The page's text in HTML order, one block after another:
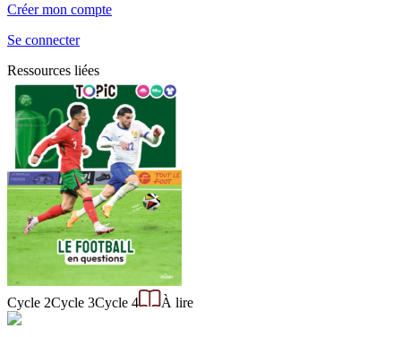
Créer mon compte
Se connecter
Ressources liées
Cycle 2Cycle 3Cycle 4 À lire